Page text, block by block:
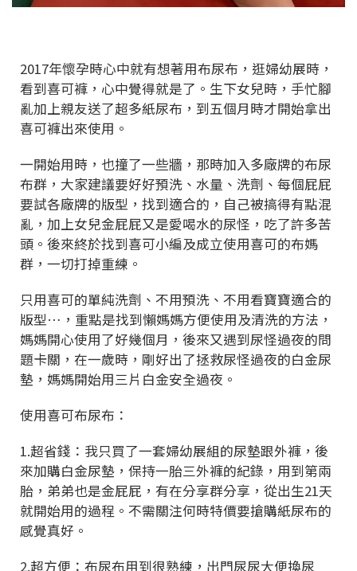
2017年懷孕時心中就有想著用布尿布，逛婦幼展時，
看到喜可褲，心中覺得就是了。生下女兒時，手忙腳
亂加上親友送了超多紙尿布，到五個月時才開始拿出
喜可褲出來使用。
一開始用時，也撞了一些牆，那時加入多廠牌的布尿
布群，大家建議要好好預洗、水量、洗劑、每個屁屁
要試各廠牌的版型，找到適合的，自己被搞得有點混
亂，加上女兒金屁屁又是愛喝水的尿怪，吃了許多苦
頭。後來終於找到喜可小編及成立使用喜可的布媽
群，一切打掉重練。
只用喜可的單純洗劑、不用預洗、不用看寶寶適合的
版型…，重點是找到懶媽媽方便使用及清洗的方法，
媽媽開心使用了好幾個月，後來又遇到尿怪過夜的問
題卡關，在一歲時，剛好出了拯救尿怪過夜的白金尿
墊，媽媽開始用三片白金安全過夜。
使用喜可布尿布：
1.超省錢：我只買了一套婦幼展組的尿墊跟外褲，後
來加購白金尿墊，保持一胎三外褲的紀錄，用到第兩
胎，弟弟也是金屁屁，有在分享群分享，從出生21天
就開始用的過程。不需關注何時特價要搶購紙尿布的
感覺真好。
2.超方便：布尿布用到很熟練，出門尿尿大便換尿